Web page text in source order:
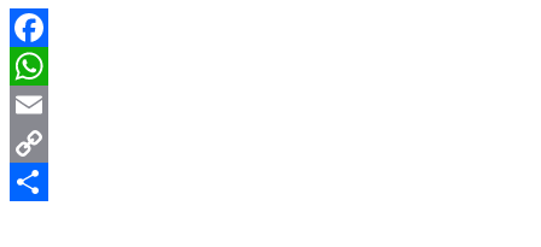
Facebook
WhatsApp
Email
Copy